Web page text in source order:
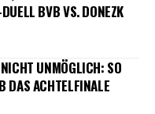
BVB VS. DONEZK
UNMÖGLICH: SO
DAS ACHTELFINALE